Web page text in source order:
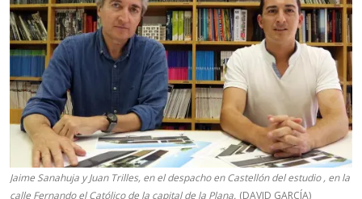
Jaime Sanahuja y Juan Trilles, en el despacho en Castellón del estudio , en la
calle Fernando el Católico de la capital de la Plana. (DAVID GARCÍA)